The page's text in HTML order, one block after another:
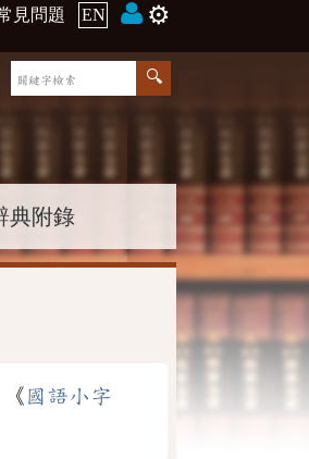
見問題 EN ⚙️
典附錄
國語小字